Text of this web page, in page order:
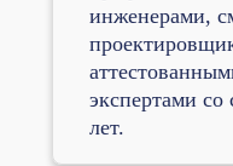
инженерами,
экспертами со
лет.